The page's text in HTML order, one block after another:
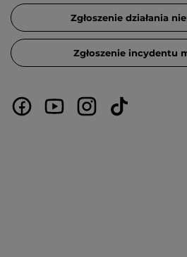
Zgłoszenie działania
Zgłoszenie incydentu